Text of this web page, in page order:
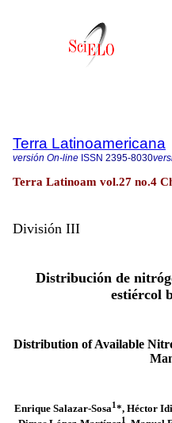
Terra Latinoamericana
versión On-line ISSN 2395-8030
Terra Latinoam vol.27 no.4
División III
Distribución de
estiércol
Distribution of Available
Enrique Salazar-Sosa1*, Héctor
1